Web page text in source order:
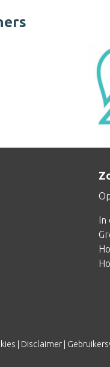
In
Disclaimer